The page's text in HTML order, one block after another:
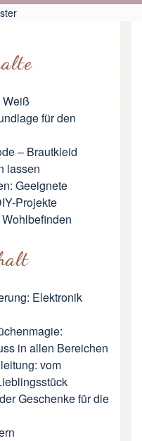
Weiß
für den
– Brautkleid
lassen
Geeignete
Projekte
Elektronik
in allen Bereichen
vom
Geschenke für die